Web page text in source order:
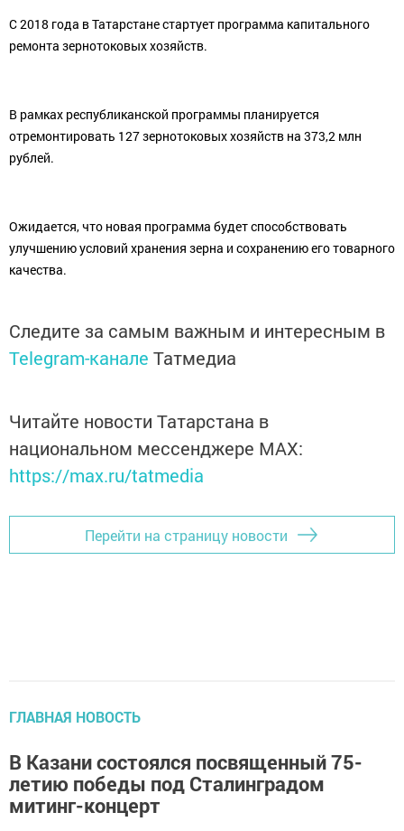
С 2018 года в Татарстане стартует программа капитального
ремонта зернотоковых хозяйств.
В рамках республиканской программы планируется
отремонтировать 127 зернотоковых хозяйств на 373,2 млн
рублей.
Ожидается, что новая программа будет способствовать
улучшению условий хранения зерна и сохранению его товарного
качества.
Следите за самым важным и интересным в
Telegram-канале Татмедиа
Читайте новости Татарстана в
национальном мессенджере MАХ:
https://max.ru/tatmedia
Перейти на страницу новости
ГЛАВНАЯ НОВОСТЬ
В Казани состоялся посвященный 75-
летию победы под Сталинградом
митинг-концерт